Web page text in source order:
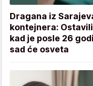
Dragana iz
kontejnera:
kad je posle 26
sad će osveta